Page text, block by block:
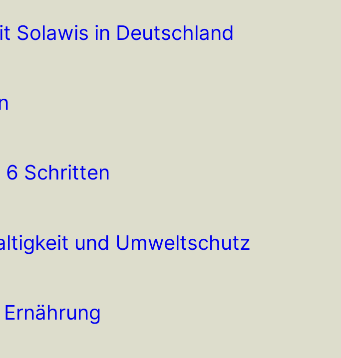
Solawis in Deutschland
6 Schritten
und Umweltschutz